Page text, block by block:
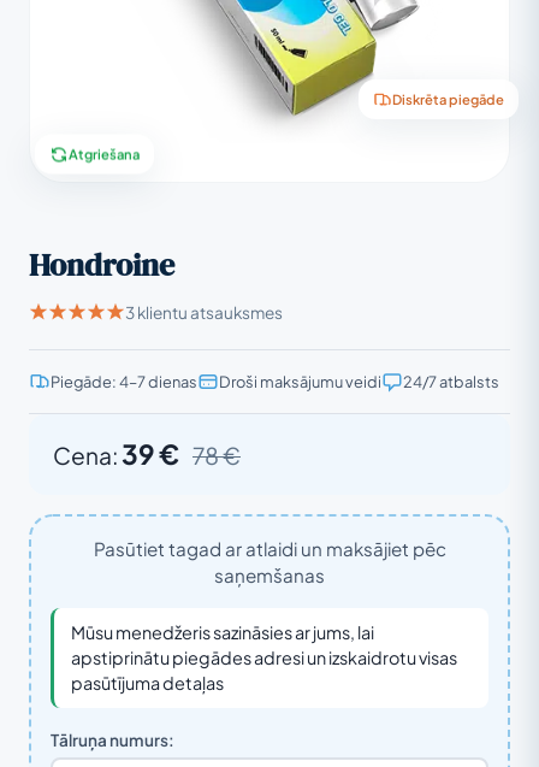
Diskrēta piegāde
Atgriešana
Hondroine
3 klientu atsauksmes
Piegāde: 4–7 dienas Droši maksājumu veidi 24/7 atbalsts
Cena:39 € 78 €
Pasūtiet tagad ar atlaidi un maksājiet pēc
saņemšanas
Mūsu menedžeris sazināsies ar jums, lai
apstiprinātu piegādes adresi un izskaidrotu visas
pasūtījuma detaļas
Tālruņa numurs: